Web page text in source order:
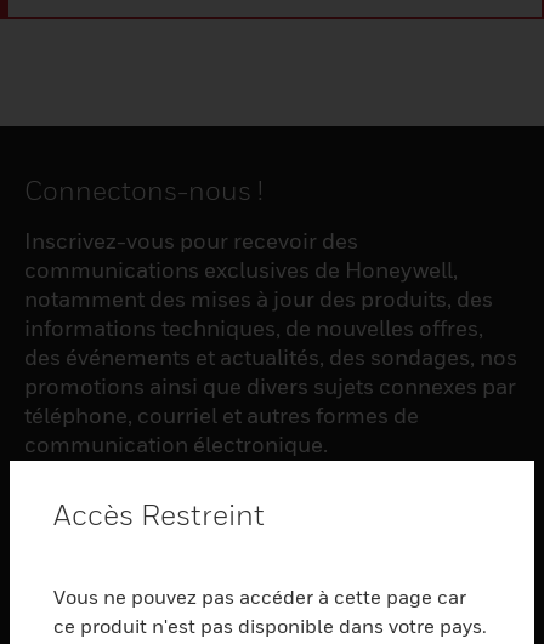
Connectons-nous !
Inscrivez-vous pour recevoir des
communications exclusives de Honeywell,
notamment des mises à jour des produits, des
informations techniques, de nouvelles offres,
des événements et actualités, des sondages, nos
promotions ainsi que divers sujets connexes par
téléphone, courriel et autres formes de
communication électronique.
S'INSCRIRE
PRODUCTS
Accès Restreint
Vous ne pouvez pas accéder à cette page car
ce produit n'est pas disponible dans votre pays.